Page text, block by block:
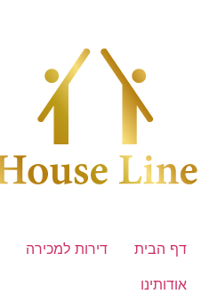
דף הבית דירות למכירה
אודותינו